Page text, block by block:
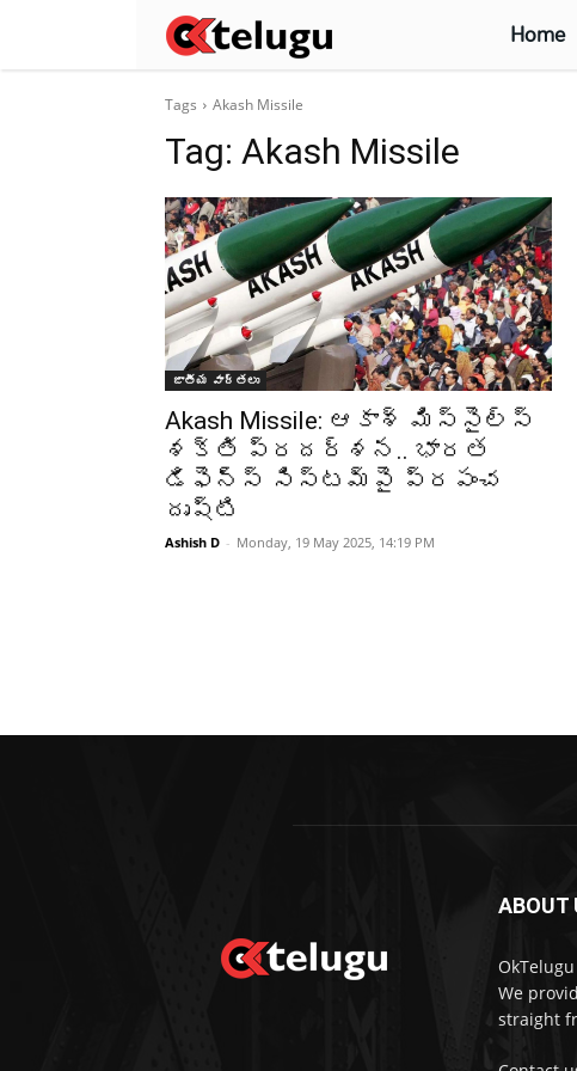
Home
Tags Akash Missile
Tag: Akash Missile
జాతీయ వార్తలు
Akash Missile: ఆకాశ్‌ మిస్సైల్స్‌
శక్తి ప్రదర్శన.. భారత
డిఫెన్స్‌ సిస్టమ్‌పై ప్రపంచ
దృష్టి
Ashish D - Monday, 19 May 2025, 14:19 PM
ABOUT
We
straight